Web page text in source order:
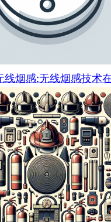
线烟感:无线烟感技术